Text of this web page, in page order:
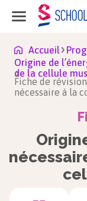
Accueil
Origine de
de la cellule
Fiche de
nécessaire à la